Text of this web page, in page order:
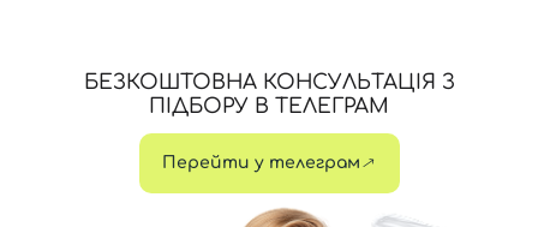
БЕЗКОШТОВНА КОНСУЛЬТАЦІЯ З
ПІДБОРУ В ТЕЛЕГРАМ
Перейти у телеграм